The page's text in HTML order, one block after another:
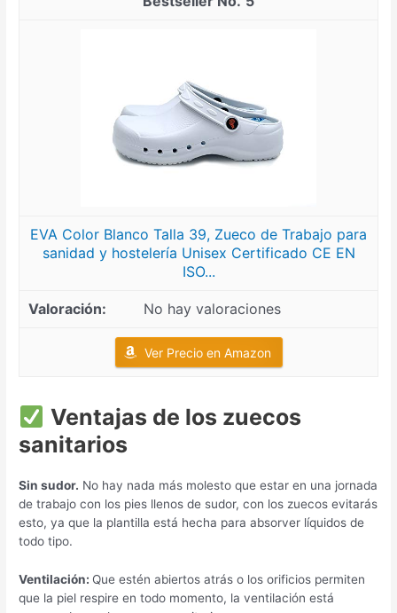
EVA Color Blanco Talla 39, Zueco de Trabajo para
sanidad y hostelería Unisex Certificado CE EN
ISO...
No hay valoraciones
Ver Precio en Amazon
Ventajas de los zuecos
sanitarios
Sin sudor. No hay nada más molesto que estar en una jornada
de trabajo con los pies llenos de sudor, con los zuecos evitarás
esto, ya que la plantilla está hecha para absorver líquidos de
todo tipo.
Ventilación: Que estén abiertos atrás o los orificios permiten
que la piel respire en todo momento, la ventilación está